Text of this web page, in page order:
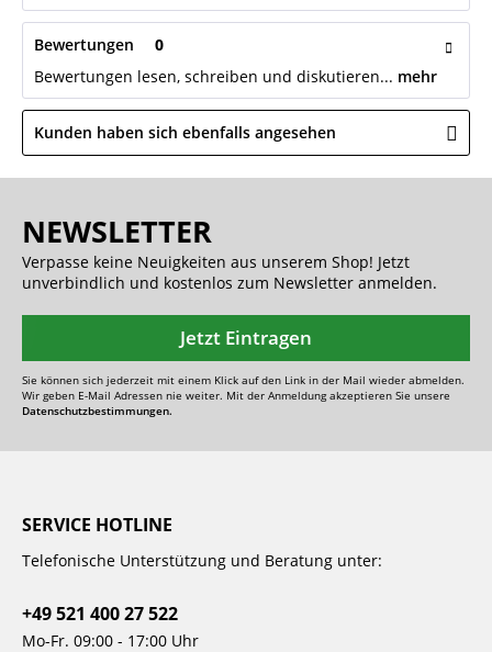
Bewertungen
0
Bewertungen lesen, schreiben und diskutieren... mehr
Kunden haben sich ebenfalls angesehen
NEWSLETTER
Verpasse keine Neuigkeiten aus unserem Shop! Jetzt
unverbindlich und kostenlos zum Newsletter anmelden.
Jetzt Eintragen
Sie können sich jederzeit mit einem Klick auf den Link in der Mail wieder abmelden.
Wir geben E-Mail Adressen nie weiter. Mit der Anmeldung akzeptieren Sie unsere
Datenschutzbestimmungen.
SERVICE HOTLINE
Telefonische Unterstützung und Beratung unter:
+49 521 400 27 522
Mo-Fr. 09:00 - 17:00 Uhr